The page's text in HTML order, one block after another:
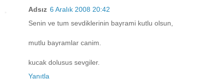
Adsız 6 Aralık 2008 20:42
Senin ve tum sevdiklerinin bayrami kutlu olsun,
mutlu bayramlar canim.
kucak dolusus sevgiler.
Yanıtla